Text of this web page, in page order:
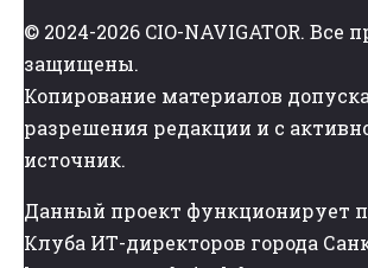
© 2024-2026 CIO-NAVIGATOR. Все
защищены.
Копирование материалов
разрешения редакции и с
источник.
Данный проект функционирует
Клуба ИТ-директоров города